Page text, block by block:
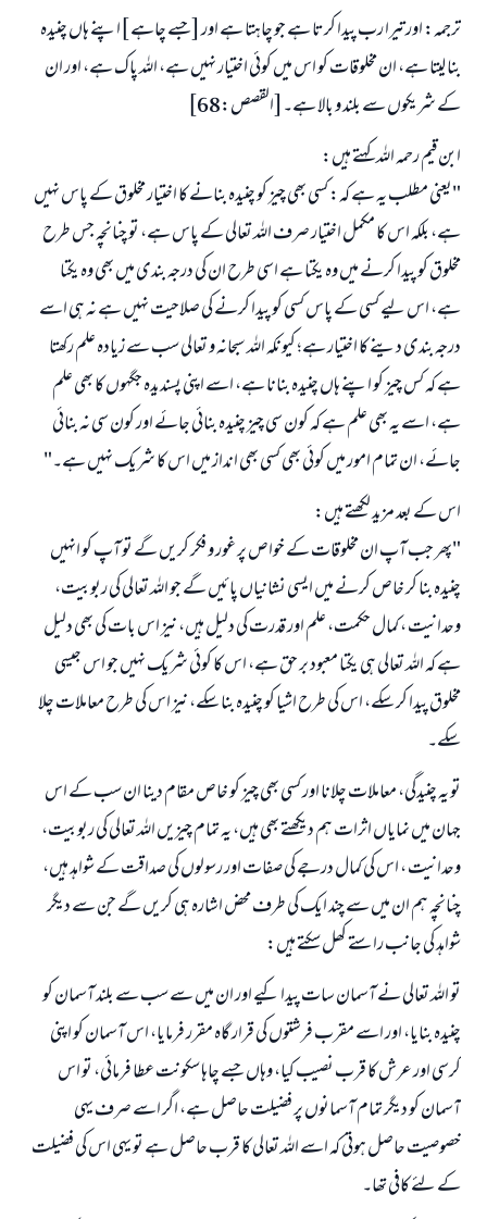
ترجمہ: اور تیرا رب پیدا کرتا ہے جو چاہتا ہے اور [جسے چاہے ]اپنے ہاں چنیدہ
بنا لیتا ہے، ان مخلوقات کو اس میں کوئی اختیار نہیں ہے، اللہ پاک ہے، اور ان
کے شریکوں سے بلند و بالا ہے۔[القصص:68]
ابن قیم رحمہ اللہ کہتے ہیں:
"یعنی مطلب یہ ہے کہ: کسی بھی چیز کو چنیدہ بنانے کا اختیار مخلوق کے پاس نہیں
ہے، بلکہ اس کا مکمل اختیار صرف اللہ تعالی کے پاس ہے، تو چنانچہ جس طرح
مخلوق کو پیدا کرنے میں وہ یکتا ہے اسی طرح ان کی درجہ بندی میں بھی وہ یکتا
ہے، اس لیے کسی کے پاس کسی کو پیدا کرنے کی صلاحیت نہیں ہے نہ ہی اسے
درجہ بندی دینے کا اختیار ہے؛ کیونکہ اللہ سبحانہ و تعالی سب سے زیادہ علم رکھتا
ہے کہ کس چیز کو اپنے ہاں چنیدہ بنانا ہے، اسے اپنی پسندیدہ جگہوں کا بھی علم
ہے، اسے یہ بھی علم ہے کہ کون سی چیز چنیدہ بنائی جائے اور کون سی نہ بنائی
جائے، ان تمام امور میں کوئی بھی کسی بھی انداز میں اس کا شریک نہیں ہے۔"
اس کے بعد مزید لکھتے ہیں:
"پھر جب آپ ان مخلوقات کے خواص پر غور و فکر کریں گے تو آپ کو انہیں
چنیدہ بنا کر خاص کرنے میں ایسی نشانیاں پائیں گے جو اللہ تعالی کی ربوبیت،
وحدانیت ، کمال حکمت، علم اور قدرت کی دلیل ہیں، نیز اس بات کی بھی دلیل
ہے کہ اللہ تعالی ہی یکتا معبود بر حق ہے، اس کا کوئی شریک نہیں جو اس جیسی
مخلوق پیدا کر سکے، اس کی طرح اشیا کو چنیدہ بنا سکے، نیز اس کی طرح معاملات چلا
سکے۔
تو یہ چنیدگی، معاملات چلانا اور کسی بھی چیز کو خاص مقام دینا ان سب کے اس
جہان میں نمایاں اثرات ہم دیکھتے بھی ہیں، یہ تمام چیزیں اللہ تعالی کی ربوبیت،
وحدانیت ، اس کی کمال درجے کی صفات اور رسولوں کی صداقت کے شواہد ہیں،
چنانچہ ہم ان میں سے چند ایک کی طرف محض اشارہ ہی کریں گے جن سے دیگر
شواہد کی جانب راستے کھل سکتے ہیں:
تو اللہ تعالی نے آسمان سات پیدا کیے اور ان میں سے سب سے بلند آسمان کو
چنیدہ بنایا، اور اسے مقرب فرشتوں کی قرار گاہ مقرر فرمایا، اس آسمان کو اپنی
کرسی اور عرش کا قرب نصیب کیا، وہاں جسے چاہا سکونت عطا فرمائی، تو اس
آسمان کو دیگر تمام آسمانوں پر فضیلت حاصل ہے، اگر اسے صرف یہی
خصوصیت حاصل ہوتی کہ اسے اللہ تعالی کا قرب حاصل ہے تو یہی اس کی فضیلت
کے لئے کافی تھا۔